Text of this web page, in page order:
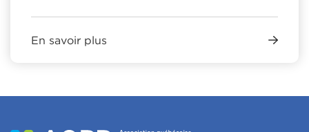
En savoir plus